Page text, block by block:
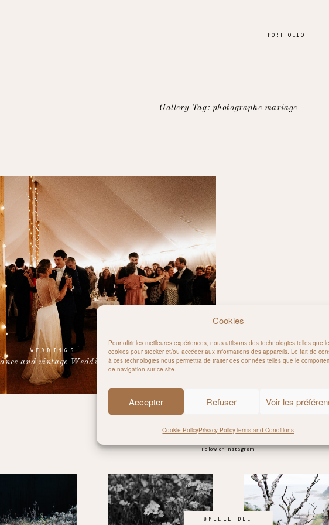
Cookies
Pour offrir les meilleures expériences, nous utilisons des technologies telles que
cookies pour stocker et/ou accéder aux informations des appareils. Le fait de
à ces technologies nous permettra de traiter des données telles que le
de navigation sur ce site.
Accepter Refuser Voir les
Cookie PolicyPrivacy PolicyTerms and Conditions
PORTFOLIO
Gallery Tag: photographe mariage
WEDDINGS
and vintage Wedding day
Follow on Instagram
@MILIE_DEL